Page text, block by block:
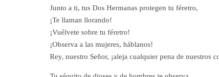
Junto a ti, tus Dos Hermanas protegen tu féretro,
¡Te llaman llorando!
¡Vuélvete sobre tu féretro!
¡Observa a las mujeres, háblanos!
Rey, nuestro Señor, ¡aleja cualquier pena de nuestros